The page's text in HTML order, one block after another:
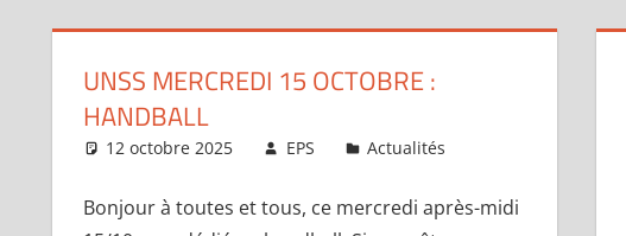
UNSS MERCREDI 15 OCTOBRE :
HANDBALL
12 octobre 2025 EPS Actualités
Bonjour à toutes et tous, ce mercredi après-midi